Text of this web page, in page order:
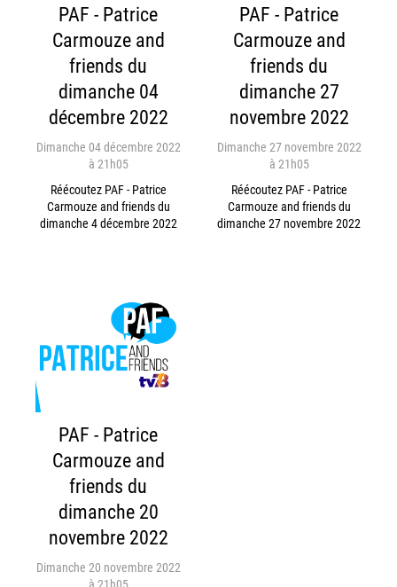
PAF - Patrice
Carmouze and
friends du
dimanche 04
décembre 2022
Dimanche 04 décembre 2022
à 21h05
Réécoutez PAF - Patrice
Carmouze and friends du
dimanche 4 décembre 2022
PAF - Patrice
Carmouze and
friends du
dimanche 27
novembre 2022
Dimanche 27 novembre 2022
à 21h05
Réécoutez PAF - Patrice
Carmouze and friends du
dimanche 27 novembre 2022
PAF - Patrice
Carmouze and
friends du
dimanche 20
novembre 2022
Dimanche 20 novembre 2022